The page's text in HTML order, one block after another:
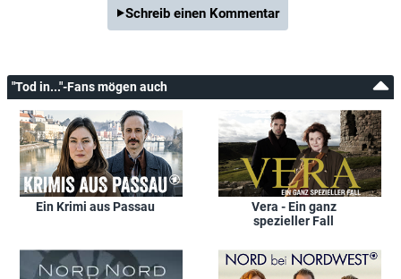
Schreib einen Kommentar
"Tod in..."-Fans mögen auch
Ein Krimi aus Passau
Vera - Ein ganz
spezieller Fall